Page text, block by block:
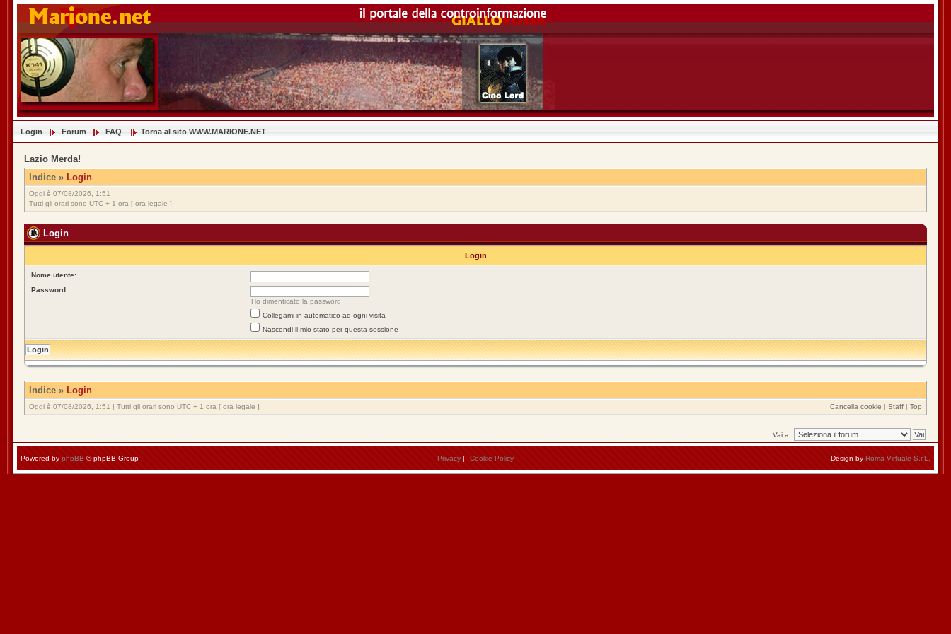
Login Forum FAQ Torna al sito WWW.MARIONE.NET
Lazio Merda!
Indice » Login
Oggi è 07/08/2026, 1:51
Tutti gli orari sono UTC + 1 ora [ ora legale ]
Login
Login
Nome utente:
Password:
Ho dimenticato la password
Collegami in automatico ad ogni visita
Nascondi il mio stato per questa sessione
Indice » Login
Oggi è 07/08/2026, 1:51 | Tutti gli orari sono UTC + 1 ora [ ora legale ] Cancella cookie | Staff | Top
Vai a:
Powered by phpBB © phpBB Group Privacy | Cookie Policy Design by Roma Virtuale S.r.L.